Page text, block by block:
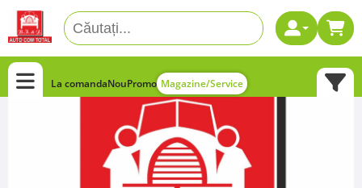
La comandaNouPromo Magazine/Service